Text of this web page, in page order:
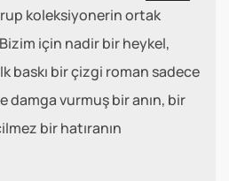
koleksiyonerin ortak
için nadir bir heykel,
baskı bir çizgi roman sadece
damga vurmuş bir anın, bir
bir hatıranın